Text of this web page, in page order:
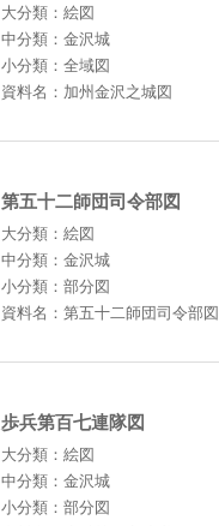
大分類：絵図
中分類：金沢城
小分類：全域図
資料名：加州金沢之城図
第五十二師団司令部図
大分類：絵図
中分類：金沢城
小分類：部分図
資料名：第五十二師団司令部図
歩兵第百七連隊図
大分類：絵図
中分類：金沢城
小分類：部分図